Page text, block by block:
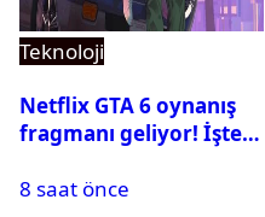
Teknoloji
Netflix GTA 6 oynanış
fragmanı geliyor! İşte
8 saat önce